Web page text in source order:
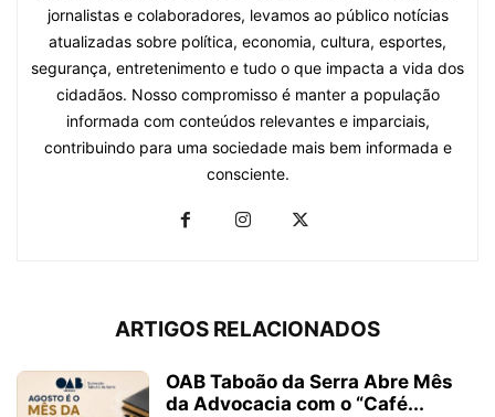
jornalistas e colaboradores, levamos ao público notícias
atualizadas sobre política, economia, cultura, esportes,
segurança, entretenimento e tudo o que impacta a vida dos
cidadãos. Nosso compromisso é manter a população
informada com conteúdos relevantes e imparciais,
contribuindo para uma sociedade mais bem informada e
consciente.
ARTIGOS RELACIONADOS
OAB Taboão da Serra Abre Mês
da Advocacia com o “Café...